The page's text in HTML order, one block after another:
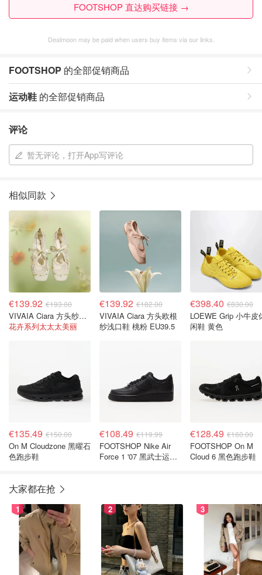
FOOTSHOP 直达购买链接 →
Dealmoon may be paid when users buy items via our links.
FOOTSHOP 的全部促销商品
运动鞋 的全部促销商品
评论
暂无评论，打开App写评论
相似同款
€139.92 €193.00
VIVAIA Ciara 方头纱织花卉平底鞋
花卉系列太太太美丽
€139.92 €182.00
VIVAIA Ciara 方头欧根
纱浅口鞋 桃粉 EU39.5
€398.40 €830.00
LOEWE Grip 小牛皮
闲鞋 黄色
€135.49 €150.00
On M Cloudzone 黑曜石
色跑步鞋
€108.49 €119.99
FOOTSHOP Nike Air
Force 1 '07 黑武士运动
€128.49 €160.00
FOOTSHOP On M
Cloud 6 黑色跑步鞋
大家都在抢
1 2 3